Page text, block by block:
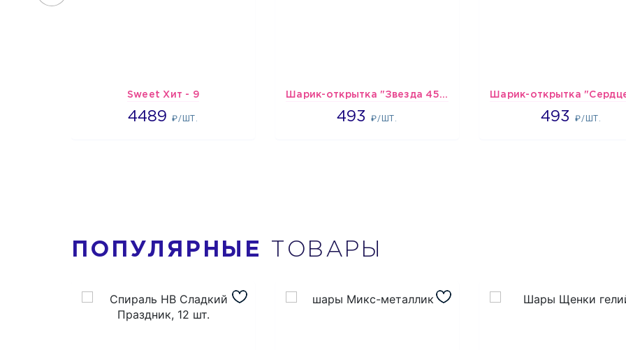
Sweet Хит - 9
4489₽/ШТ.
4489 Шарик-открытка "Звезда 45 см" №1
493₽/ШТ.
493
493₽/ШТ.
493
ПОПУЛЯРНЫЕ ТОВАРЫ